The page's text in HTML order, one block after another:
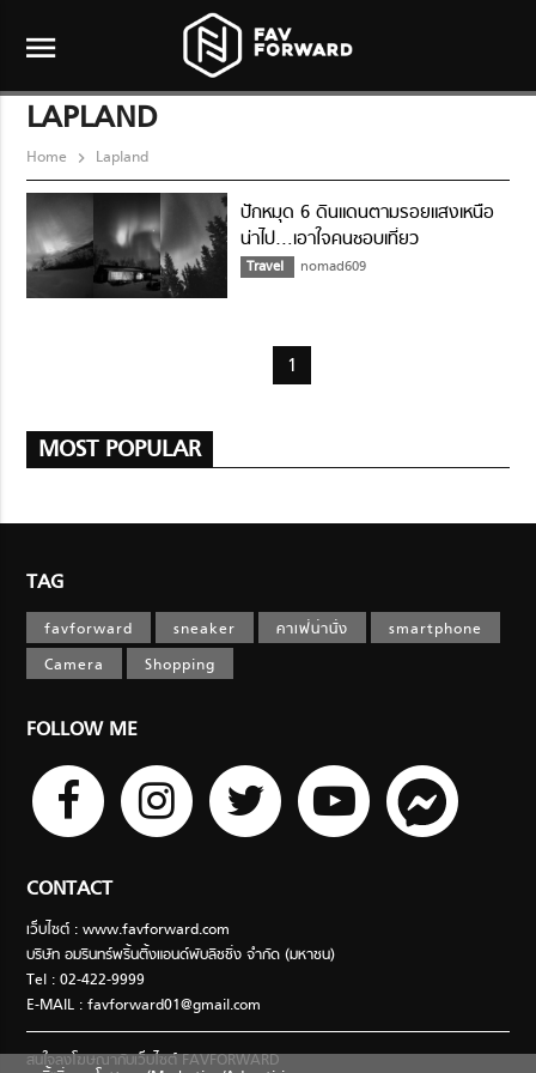
menu
LAPLAND
Home Lapland
ปักหมุด 6 ดินแดนตามรอยแสงเหนือ
น่าไป…เอาใจคนชอบเที่ยว
Travel nomad609
1
MOST POPULAR
TAG
favforward sneaker คาเฟ่น่านั่ง
smartphone
Camera
Shopping
FOLLOW ME
CONTACT
เว็บไซต์ : www.favforward.com
บริษัท อมรินทร์พริ้นติ้งแอนด์พับลิชชิ่ง จำกัด (มหาชน)
Tel : 02-422-9999
E-MAIL :favforward01@gmail.com
สนใจลงโฆษณากับเว็บไซต์ FAVFORWARD